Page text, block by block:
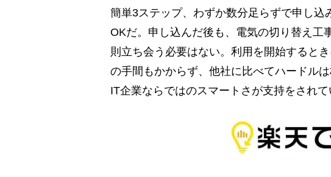
簡単3ステップ、わずか数分足らずで申し込
OKだ。申し込んだ後も、電気の切り替え工
則立ち会う必要はない。利用を開始すると
の手間もかからず、他社に比べてハードル
IT企業ならではのスマートさが支持をされて